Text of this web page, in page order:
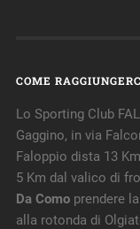
COME
Lo Sporting Club
Gaggino, in via
Faloppio dista 13
5 Km dal valico di
Da Comoprendere
alla rotonda di